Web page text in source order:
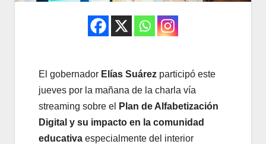
El gobernador Elías Suárez participó este
jueves por la mañana de la charla vía
streaming sobre el
Plan de Alfabetización
Digital y su impacto en la comunidad
educativa especialmente del interior